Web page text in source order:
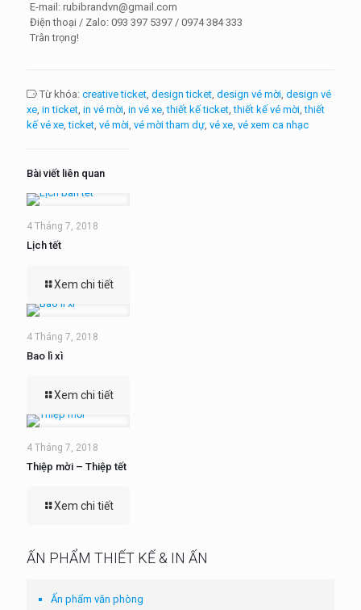
E-mail: rubibrandvn@gmail.com
Điện thoại / Zalo: 093 397 5397 / 0974 384 333
Trân trọng!
Từ khóa: creative ticket design ticket design vé mời design vé
xe in ticket in vé mời in vé xe thiết kế ticket thiết kế vé mời thiết
kế vé xe ticket vé mời vé mời tham dự vé xe vé xem ca nhạc
Bài viết liên quan
4 Tháng 7, 2018
Lịch tết
Xem chi tiết
4 Tháng 7, 2018
Bao lì xì
Xem chi tiết
4 Tháng 7, 2018
Thiệp mời – Thiệp tết
Xem chi tiết
ẤN PHẨM THIẾT KẾ & IN ẤN
Ấn phẩm văn phòng